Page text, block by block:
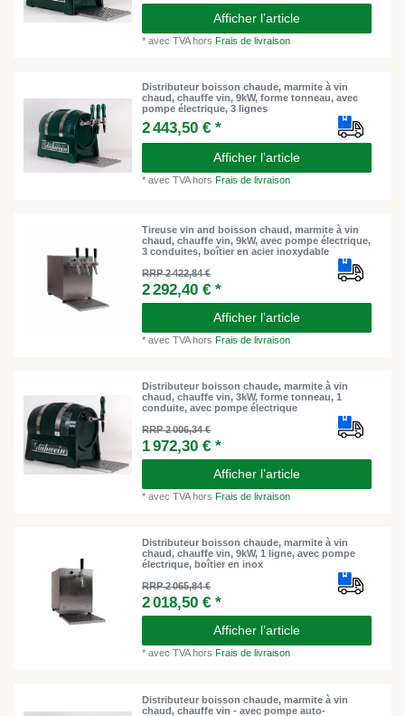
Afficher l’article
*avec TVAhorsFrais de livraison
Distributeur boisson chaude, marmite à vin
chaud, chauffe vin, 9kW, forme tonneau, avec
pompe électrique, 3 lignes
2 443,50 € *
Afficher l’article
*avec TVAhorsFrais de livraison
Tireuse vin and boisson chaud, marmite à vin
chaud, chauffe vin, 9kW, avec pompe électrique,
3 conduites, boîtier en acier inoxydable
RRP 2 422,84 €
2 292,40 € *
Afficher l’article
*avec TVAhorsFrais de livraison
Distributeur boisson chaude, marmite à vin
chaud, chauffe vin, 3kW, forme tonneau, 1
conduite, avec pompe électrique
RRP 2 006,34 €
1 972,30 € *
Afficher l’article
*avec TVAhorsFrais de livraison
Distributeur boisson chaude, marmite à vin
chaud, chauffe vin, 9kW, 1 ligne, avec pompe
électrique, boîtier en inox
RRP 2 065,84 €
2 018,50 € *
Afficher l’article
*avec TVAhors Frais de livraison
Distributeur boisson chaude, marmite à vin
chaud, chauffe vin - avec pompe auto-